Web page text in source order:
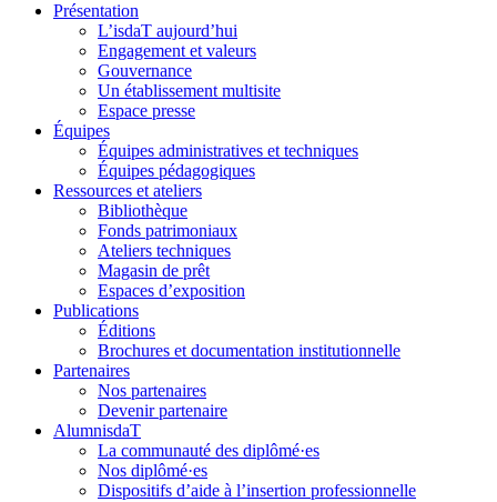
Présentation
L’isdaT aujourd’hui
Engagement et valeurs
Gouvernance
Un établissement multisite
Espace presse
Équipes
Équipes administratives et techniques
Équipes pédagogiques
Ressources et ateliers
Bibliothèque
Fonds patrimoniaux
Ateliers techniques
Magasin de prêt
Espaces d’exposition
Publications
Éditions
Brochures et documentation institutionnelle
Partenaires
Nos partenaires
Devenir partenaire
AlumnisdaT
La communauté des diplômé·es
Nos diplômé·es
Dispositifs d’aide à l’insertion professionnelle